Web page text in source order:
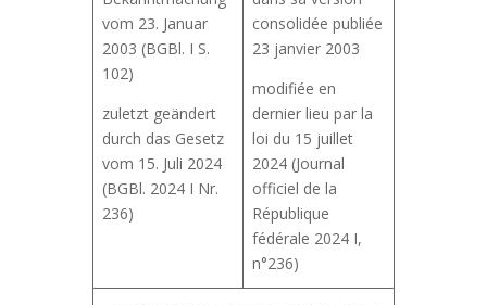
vom 23. Januar
2003 (BGBl. I S.
102)
zuletzt geändert
durch das Gesetz
vom 15. Juli 2024
(BGBl. 2024 I Nr.
236)
consolidée publiée
23 janvier 2003
modifiée en
dernier lieu par la
loi du 15 juillet
2024 (Journal
officiel de la
République
fédérale 2024 I,
n°236)